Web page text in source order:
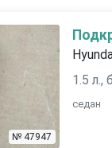
№ 47947
1.5
седан